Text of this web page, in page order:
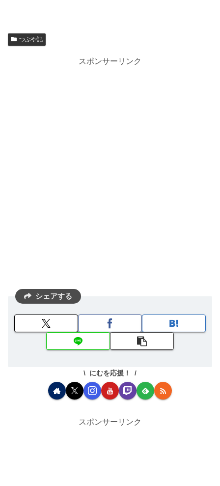
つぶや記
スポンサーリンク
シェアする
にむを応援！
スポンサーリンク